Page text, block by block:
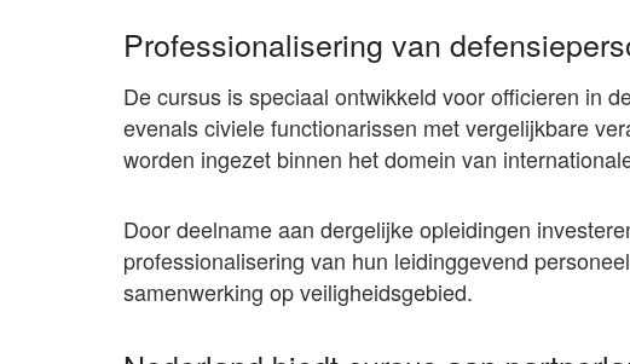
Professionalisering van
De cursus is speciaal ontwikkeld voor officieren in
evenals civiele functionarissen met vergelijkbare
worden ingezet binnen het domein van
Door deelname aan dergelijke opleidingen
professionalisering van hun leidinggevend
samenwerking op veiligheidsgebied.